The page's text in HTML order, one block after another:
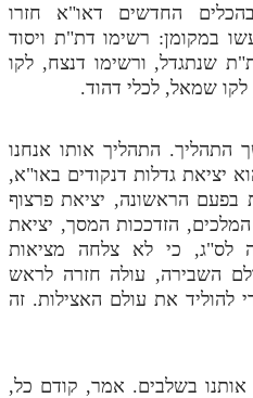
החדשים דאו"א חזרו
במקומן: רשימו דת"ת ויסוד
שנתגדל, ורשימו דנצח, לקו
לקו שמאל, לכלי דהוד.
התהליך. התהליך אותו אנחנו
יציאת גדלות דנקודים באו"א,
הראשונה, יציאת פרצוף
הזדככות המסך, יציאת
לס"ג, כי לא צלחה מציאות
השבירה, עולה חזרה לראש
את עולם האצילות. זה
אותנו בשלבים. אמר, קודם כל,